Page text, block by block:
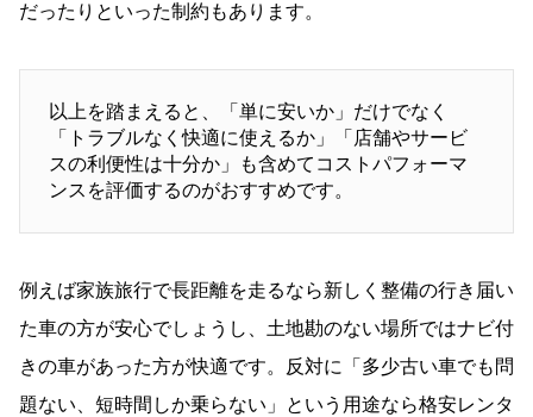
だったりといった制約もあります。
以上を踏まえると、「単に安いか」だけでなく
「トラブルなく快適に使えるか」「店舗やサービ
スの利便性は十分か」も含めてコストパフォーマ
ンスを評価するのがおすすめです。
例えば家族旅行で長距離を走るなら新しく整備の行き届い
た車の方が安心でしょうし、土地勘のない場所ではナビ付
きの車があった方が快適です。反対に「多少古い車でも問
題ない、短時間しか乗らない」という用途なら格安レンタ